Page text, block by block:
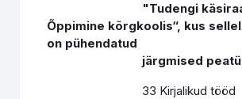
"Tudengi
Õppimine kõrgkoolis“, kus
on pühendatud
järgmised
33 Kirjalikud tööd